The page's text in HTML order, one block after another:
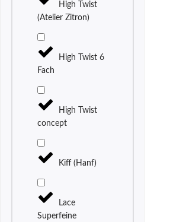
High Twist
(Atelier Zitron)
High Twist 6
Fach
High Twist
concept
Kiff (Hanf)
Lace
Superfeine